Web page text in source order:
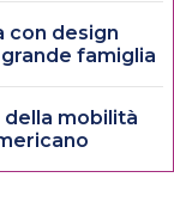
con design
famiglia
della mobilità